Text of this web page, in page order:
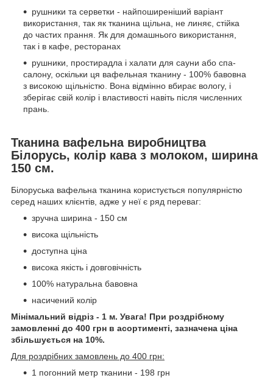
рушники та серветки - найпоширеніший варіант
використання, так як тканина щільна, не линяє, стійка
до частих прання. Як для домашнього використання,
так і в кафе, ресторанах
рушники, простирадла і халати для сауни або спа-
салону, оскільки ця вафельная тканину - 100% бавовна
з високою щільністю. Вона відмінно вбирає вологу, і
зберігає свій колір і властивості навіть після численних
прань.
Тканина вафельна виробництва
Білорусь, колір кава з молоком, ширина
150 см.
Білоруська вафельна тканина користується популярністю
серед наших клієнтів, адже у неї є ряд переваг:
зручна ширина - 150 см
висока щільність
доступна ціна
висока якість і довговічність
100% натуральна бавовна
насичений колір
Мінімальний відріз - 1 м. Увага! При роздрібному
замовленні до 400 грн в асортименті, зазначена ціна
збільшується на 10%.
Для роздрібних замовлень до 400 грн:
1 погонний метр тканини - 198 грн